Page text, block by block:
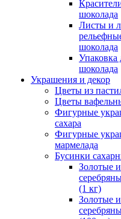
шоколада
Листы и
шоколада
Упаковка
шоколада
Украшения и декор
Цветы из
Цветы
Фигурные
сахара
Фигурные
мармелада
Бусинки
Золотые и
(1 кг)
Золотые и